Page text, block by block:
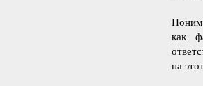
как
на